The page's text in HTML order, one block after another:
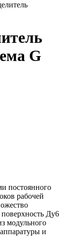
G
постоянного
рабочей
Ду6
модульного
и